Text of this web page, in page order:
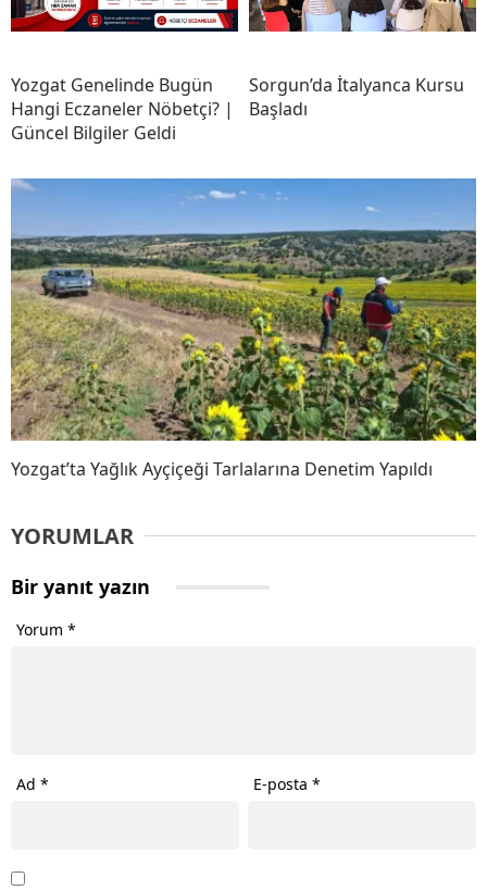
Yozgat Genelinde Bugün
Hangi Eczaneler Nöbetçi? |
Güncel Bilgiler Geldi
Sorgun’da İtalyanca Kursu
Başladı
Yozgat’ta Yağlık Ayçiçeği Tarlalarına Denetim Yapıldı
YORUMLAR
Bir yanıt yazın
Yorum *
Ad * E-posta*